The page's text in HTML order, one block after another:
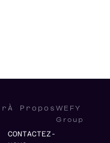
À Propos
CONTACTEZ-
WEFY
Group